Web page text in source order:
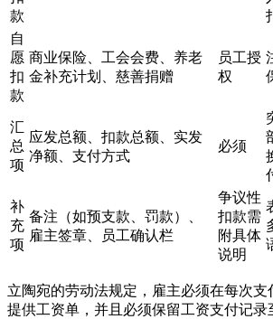
款
自
愿
扣
款
商业保险、工会会费、养老
金补充计划、慈善捐赠
员工授
权
汇
总
项
应发总额、扣款总额、实发
净额、支付方式
必须
补
充
项
备注（如预支款、罚款）、
雇主签章、员工确认栏
争议性
扣款需
附具体
说明
立陶宛的劳动法规定，雇主必须在每次支
提供工资单，并且必须保留工资支付记录